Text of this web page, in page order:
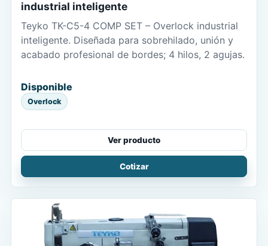
industrial inteligente
Teyko TK-C5-4 COMP SET – Overlock industrial
inteligente. Diseñada para sobrehilado, unión y
acabado profesional de bordes; 4 hilos, 2 agujas.
Disponible
Overlock
Ver producto
Cotizar